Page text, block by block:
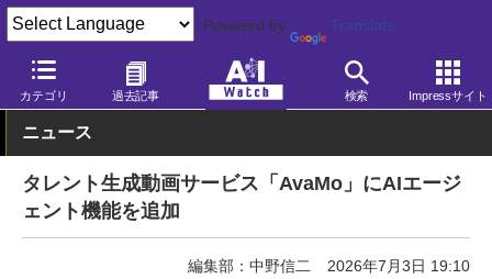
Powered by Translate
カテゴリ 過去記事 検索 Impressサイト
AI Watch AI活用 ビジネス・業務
ニュース
タレント生成動画サービス「AvaMo」にAIエージ
ェント機能を追加
編集部：中野信二 2026年7月3日 19:10